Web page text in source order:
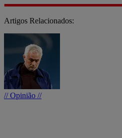
Artigos Relacionados:
// Opinião //